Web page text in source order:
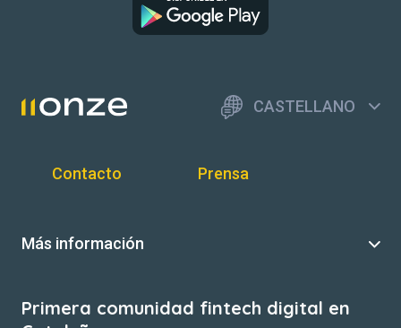
CASTELLANO
Contacto Prensa
Más información
Primera comunidad fintech digital en